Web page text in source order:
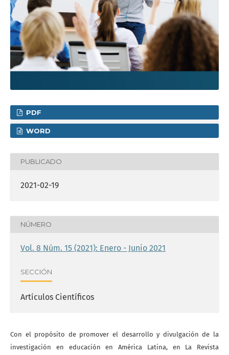
PDF
WORD
PUBLICADO
2021-02-19
NÚMERO
Vol. 8 Núm. 15 (2021): Enero - Junio 2021
SECCIÓN
Artículos Científicos
Con el propósito de promover el desarrollo y divulgación de la
investigación en educación en América Latina, en La Revista